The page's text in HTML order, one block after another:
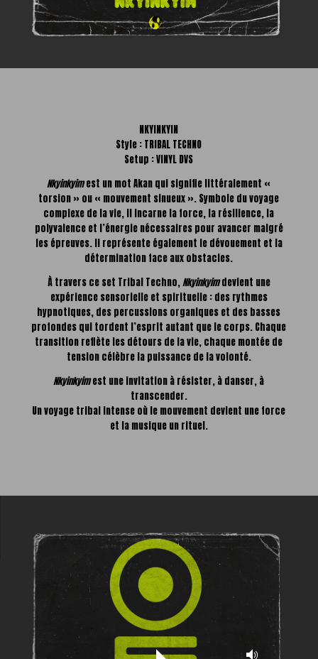
NKYINKYIN
Style : TRIBAL TECHNO
Setup : VINYL DVS
Nkyinkyimest un mot Akan qui signifie littéralement «
torsion » ou « mouvement sinueux ». Symbole du voyage
complexe de la vie, il incarne la force, la résilience, la
polyvalence et l’énergie nécessaires pour avancer malgré
les épreuves. Il représente également le dévouement et la
détermination face aux obstacles.
À travers ce set Tribal Techno, Nkyinkyimdevient une
expérience sensorielle et spirituelle : des rythmes
hypnotiques, des percussions organiques et des basses
profondes qui tordent l’esprit autant que le corps. Chaque
transition reflète les détours de la vie, chaque montée de
tension célèbre la puissance de la volonté.
Nkyinkyimest une invitation à résister, à danser, à
transcender.
Un voyage tribal intense où le mouvement devient une force
et la musique un rituel.